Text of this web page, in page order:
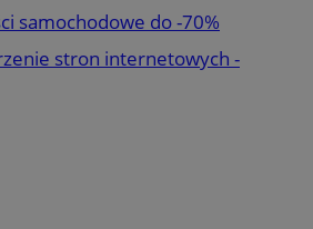
samochodowe do -70%
stron internetowych -